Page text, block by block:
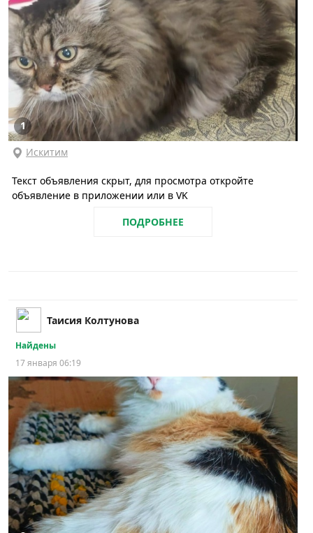
1
Искитим
Текст объявления скрыт, для просмотра откройте
объявление в приложении или в VK
ПОДРОБНЕЕ
Таисия Колтунова
Найдены
17 января 06:19